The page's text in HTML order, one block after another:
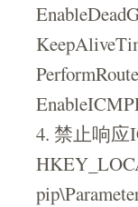
4. 禁止响应